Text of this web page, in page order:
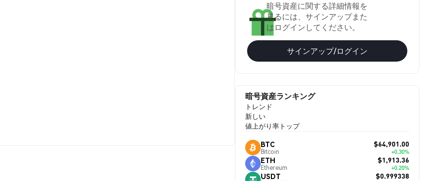
暗号資産に関する詳細情報を
見るには、サインアップまた
はログインしてください。
サインアップ/ログイン
暗号資産ランキング
トレンド
新しい
値上がり率トップ
BTC
Bitcoin
$64,901.00
+0.30%
ETH
Ethereum
$1,913.36
+0.20%
USDT $0.999338